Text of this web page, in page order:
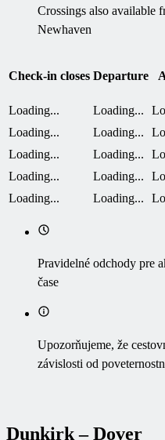
Crossings also available
Newhaven
Check-in closes Departure
Loading... Loading...
Loading...
Loading...
Loading...
Loading...
Loading...
Loading...
Loading...
Loading...
Pravidelné odchody pre
čase
Upozorňujeme, že
závislosti od
Dunkirk – Dover